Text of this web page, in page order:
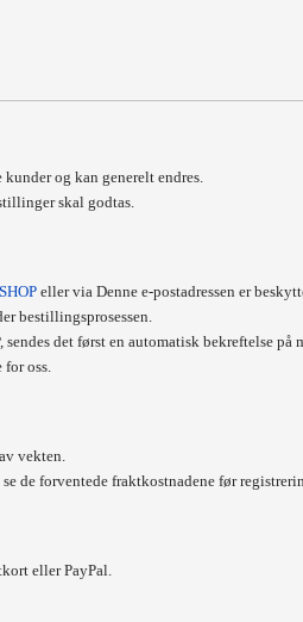
og kan generelt endres.
skal godtas.
eller via Denne e-postadressen er
bestillingsprosessen.
, sendes det først en automatisk bekreftelse på
for oss.
vekten.
de forventede fraktkostnadene før
eller PayPal.